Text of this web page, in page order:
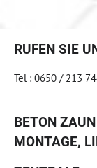
RUFEN SIE
Tel : 0650 / 213
BETON
MONTAGE,